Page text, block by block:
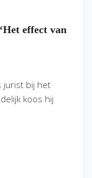
effect van
jurist bij het
koos hij